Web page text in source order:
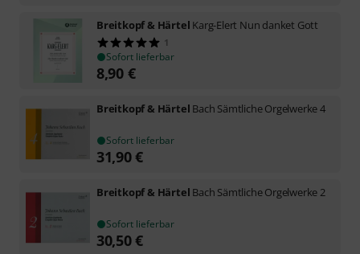
Breitkopf & Härtel Karg-Elert Nun danket Gott
1
Sofort lieferbar
8,90 €
Breitkopf & Härtel Bach Sämtliche Orgelwerke 4
Sofort lieferbar
31,90€
Breitkopf & Härtel Bach Sämtliche Orgelwerke 2
Sofort lieferbar
30,50€